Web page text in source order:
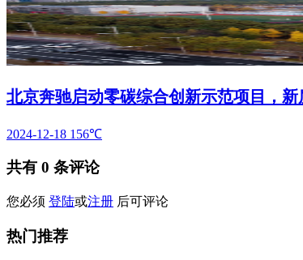
北京奔驰启动零碳综合创新示范项目，
2024-12-18 156℃
共有 0 条评论
您必须 登陆或注册 后可评论
热门推荐